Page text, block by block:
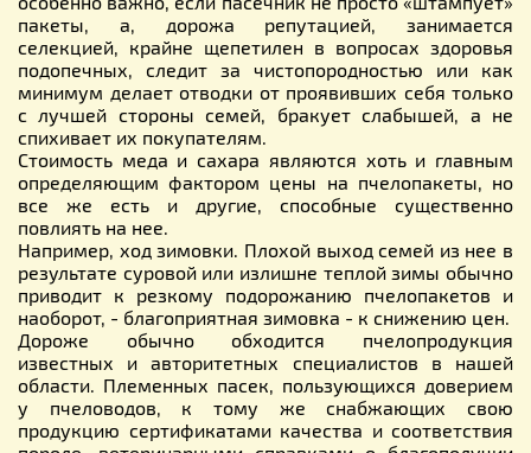
пакеты, а, дорожа репутацией, занимается
селекцией, крайне щепетилен в вопросах здоровья
подопечных, следит за чистопородностью или как
минимум делает отводки от проявивших себя только
с лучшей стороны семей, бракует слабышей, а не
спихивает их покупателям.
Стоимость меда и сахара являются хоть и главным
определяющим фактором цены на пчелопакеты, но
все же есть и другие, способные существенно
повлиять на нее.
Например, ход зимовки. Плохой выход семей из нее в
результате суровой или излишне теплой зимы обычно
приводит к резкому подорожанию пчелопакетов и
наоборот, - благоприятная зимовка - к снижению цен.
Дороже обычно обходится пчелопродукция
известных и авторитетных специалистов в нашей
области. Племенных пасек, пользующихся доверием
у пчеловодов, к тому же снабжающих свою
продукцию сертификатами качества и соответствия